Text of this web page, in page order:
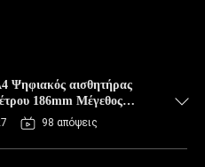
Ψηφιακός αισθητήρας
186mm Μέγεθος
98 απόψεις